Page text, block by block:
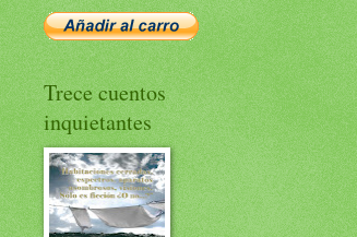
Trece cuentos
inquietantes